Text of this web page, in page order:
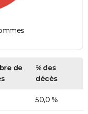
de
% des
décès
50,0 %